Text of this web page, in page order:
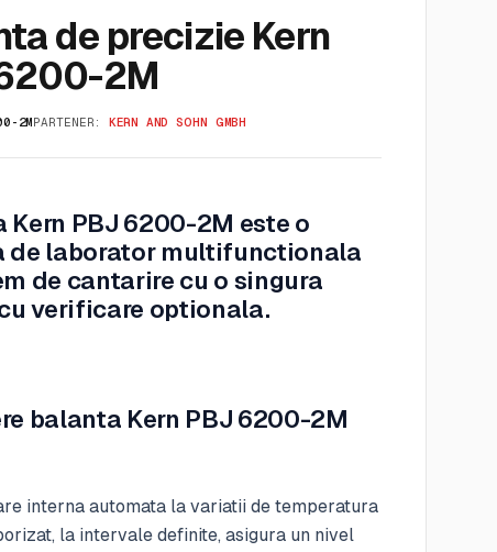
de precizie Kern
2M
2MPARTENER: KERN AND SOHN GMBH
Kern PBJ 6200-2M este o
de laborator multifunctionala
de cantarire cu o singura
verificare optionala.
balanta Kern PBJ 6200-2M
interna automata la variatii de temperatura
la intervale definite, asigura un nivel